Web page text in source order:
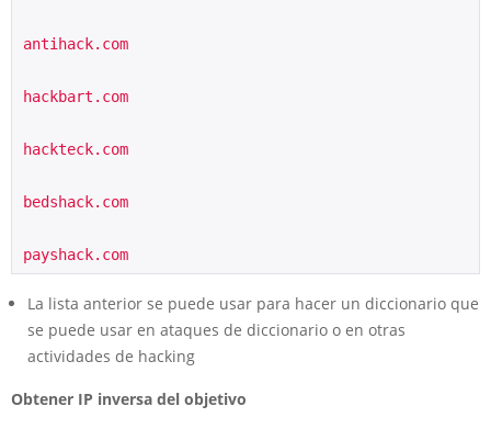
antihack.com
hackbart.com
hackteck.com
bedshack.com
payshack.com
La lista anterior se puede usar para hacer un diccionario que
se puede usar en ataques de diccionario o en otras
actividades de hacking
Obtener IP inversa del objetivo